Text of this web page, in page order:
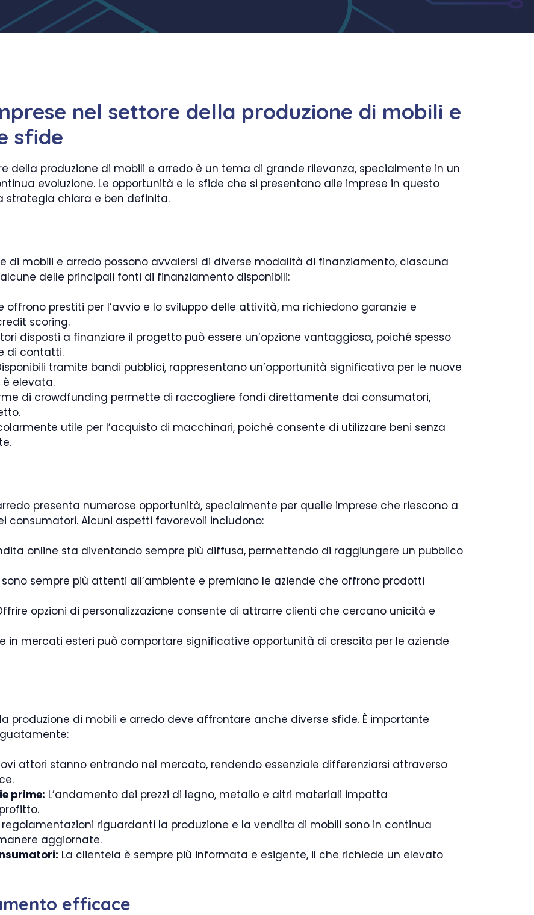
nel settore della produzione di mobili e
sfide
della produzione di mobili e arredo è un tema di grande rilevanza, specialmente in un
evoluzione. Le opportunità e le sfide che si presentano alle imprese in questo
strategia chiara e ben definita.
di mobili e arredo possono avvalersi di diverse modalità di finanziamento, ciascuna
delle principali fonti di finanziamento disponibili:
offrono prestiti per l’avvio e lo sviluppo delle attività, ma richiedono garanzie e
scoring.
disposti a finanziare il progetto può essere un’opzione vantaggiosa, poiché spesso
di contatti.
tramite bandi pubblici, rappresentano un’opportunità significativa per le nuove
è elevata.
di crowdfunding permette di raccogliere fondi direttamente dai consumatori,
utile per l’acquisto di macchinari, poiché consente di utilizzare beni senza
presenta numerose opportunità, specialmente per quelle imprese che riescono a
consumatori. Alcuni aspetti favorevoli includono:
online sta diventando sempre più diffusa, permettendo di raggiungere un pubblico
sempre più attenti all’ambiente e premiano le aziende che offrono prodotti
opzioni di personalizzazione consente di attrarre clienti che cercano unicità e
in mercati esteri può comportare significative opportunità di crescita per le aziende
produzione di mobili e arredo deve affrontare anche diverse sfide. È importante
attori stanno entrando nel mercato, rendendo essenziale differenziarsi attraverso
prime: L’andamento dei prezzi di legno, metallo e altri materiali impatta
regolamentazioni riguardanti la produzione e la vendita di mobili sono in continua
aggiornate.
La clientela è sempre più informata e esigente, il che richiede un elevato
efficace